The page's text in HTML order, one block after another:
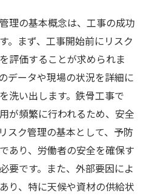
理の基本概念は、工事の成功
。まず、工事開始前にリスク
評価することが求められま
データや現場の状況を詳細に
洗い出します。鉄骨工事で
が頻繁に行われるため、安全
スク管理の基本として、予防
あり、労働者の安全を確保す
要です。また、外部要因によ
り、特に天候や資材の供給状